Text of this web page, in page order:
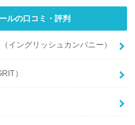
ルの口コミ・評判
イングリッシュカンパニー）
）